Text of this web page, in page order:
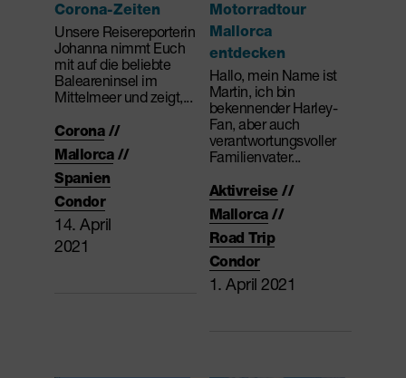
Corona-Zeiten
Unsere Reisereporterin
Johanna nimmt Euch
mit auf die beliebte
Baleareninsel im
Mittelmeer und zeigt,...
Corona //
Mallorca //
Spanien
Condor
14. April
2021
Motorradtour
Mallorca
entdecken
Hallo, mein Name ist
Martin, ich bin
bekennender Harley-
Fan, aber auch
verantwortungsvoller
Familienvater...
Aktivreise //
Mallorca //
Road Trip
Condor
1. April 2021